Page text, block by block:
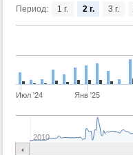
Период:
Июл '24 Янв '25
2010
1 г. 2 г. 3 г.